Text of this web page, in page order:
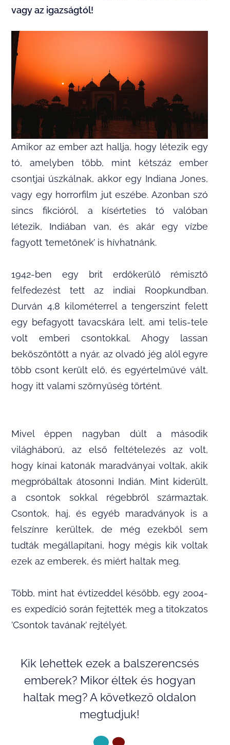
vagy az igazságtól!
Amikor az ember azt hallja, hogy létezik egy
tó, amelyben több, mint kétszáz ember
csontjai úszkálnak, akkor egy Indiana Jones,
vagy egy horrorfilm jut eszébe. Azonban szó
sincs fikcióról, a kísérteties tó valóban
létezik, Indiában van, és akár egy vízbe
fagyott ’temetőnek’ is hívhatnánk.
1942-ben egy brit erdőkerülő rémisztő
felfedezést tett az indiai Roopkundban.
Durván 4,8 kilométerrel a tengerszint felett
egy befagyott tavacskára lelt, ami telis-tele
volt emberi csontokkal. Ahogy lassan
beköszöntött a nyár, az olvadó jég alól egyre
több csont került elő, és egyértelművé vált,
hogy itt valami szörnyűség történt.
Mivel éppen nagyban dúlt a második
világháború, az első feltételezés az volt,
hogy kínai katonák maradványai voltak, akik
megpróbáltak átosonni Indián. Mint kiderült,
a csontok sokkal régebbről származtak.
Csontok, haj, és egyéb maradványok is a
felszínre kerültek, de még ezekből sem
tudták megállapítani, hogy mégis kik voltak
ezek az emberek, és miért haltak meg.
Több, mint hat évtizeddel később, egy 2004-
es expedíció során fejtették meg a titokzatos
’Csontok tavának’ rejtélyét.
Kik lehettek ezek a balszerencsés
emberek? Mikor éltek és hogyan
haltak meg? A következő oldalon
megtudjuk!